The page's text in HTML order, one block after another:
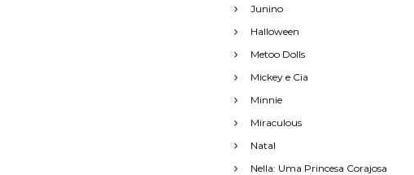
Junino
Halloween
Metoo Dolls
Mickey e Cia
Minnie
Miraculous
Natal
Nella: Uma Princesa Corajosa